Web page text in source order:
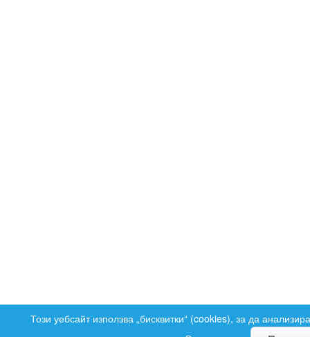
Този уебсайт използва „бисквитки“ (cookies), за да